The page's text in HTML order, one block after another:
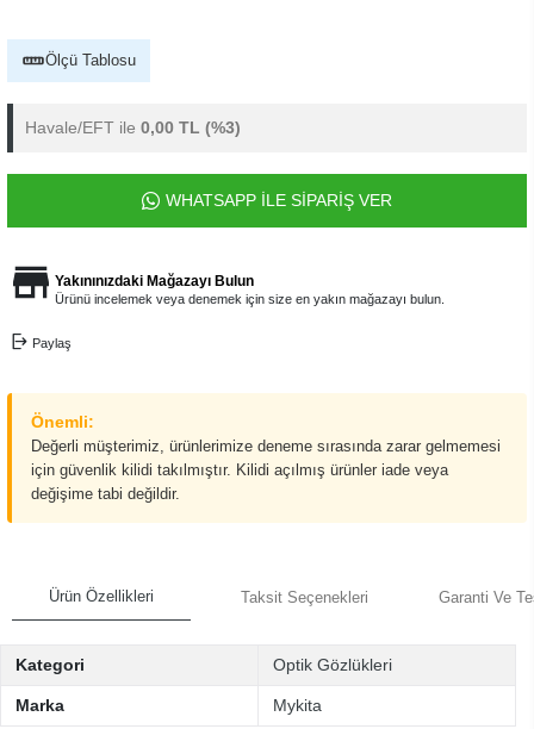
Ölçü Tablosu
Havale/EFT ile 0,00 TL (%3)
WHATSAPP İLE SİPARİŞ VER
Yakınınızdaki Mağazayı Bulun
Ürünü incelemek veya denemek için size en yakın mağazayı bulun.
Paylaş
Önemli:
Değerli müşterimiz, ürünlerimize deneme sırasında zarar gelmemesi
için güvenlik kilidi takılmıştır. Kilidi açılmış ürünler iade veya
değişime tabi değildir.
Ürün Özellikleri Taksit Seçenekleri Garanti Ve
Kategori Optik Gözlükleri
Marka Mykita